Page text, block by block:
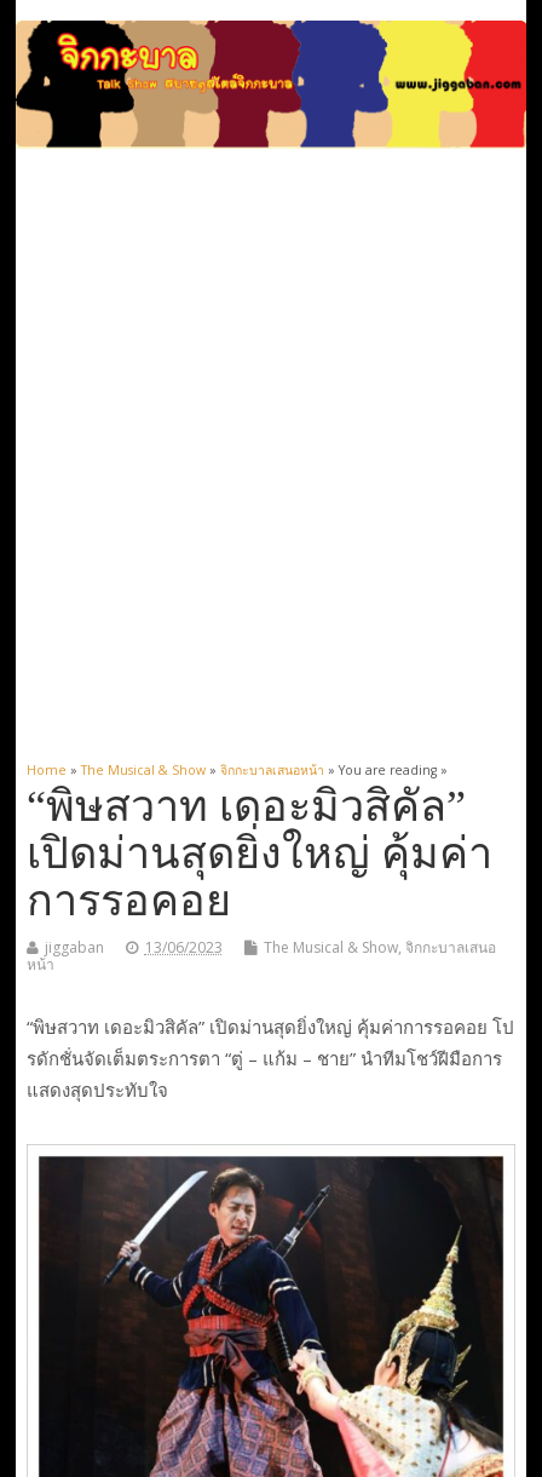
Home »The Musical & Show» จิกกะบาลเสนอหน้า » You are reading »
“พิษสวาท เดอะมิวสิคัล”
เปิดม่านสุดยิ่งใหญ่ คุ้มค่า
การรอคอย
jiggaban 13/06/2023 The Musical & Show, จิกกะบาลเสนอ
หน้า
“พิษสวาท เดอะมิวสิคัล” เปิดม่านสุดยิ่งใหญ่ คุ้มค่าการรอคอย โป
รดักชั่นจัดเต็มตระการตา “ตู่ – แก้ม – ชาย” นำทีมโชว์ฝีมือการ
แสดงสุดประทับใจ